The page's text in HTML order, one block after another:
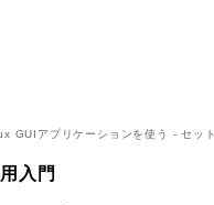
GUIアプリケーションを使う - セッ
入門